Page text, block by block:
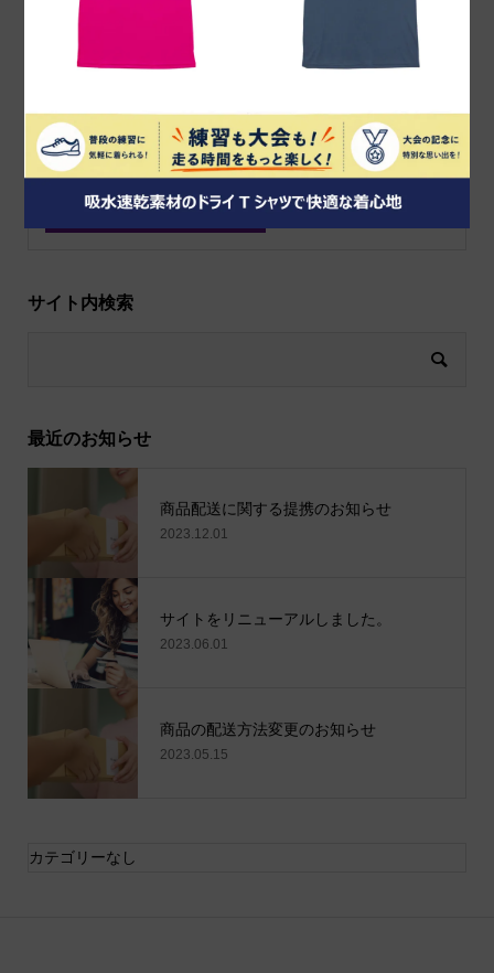
上に表示された文字を入力してください。
サイト内検索
最近のお知らせ
商品配送に関する提携のお知らせ
2023.12.01
サイトをリニューアルしました。
2023.06.01
商品の配送方法変更のお知らせ
2023.05.15
カテゴリーなし